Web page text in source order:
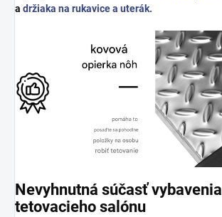
a držiaka na rukavice a uterák.
Nevyhnutná súčasť vybavenia
tetovacieho salónu